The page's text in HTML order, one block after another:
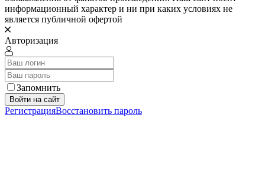
информационный характер и ни при каких условиях не
является публичной офертой
Авторизация
Запомнить
Войти на сайт
РегистрацияВосстановить пароль